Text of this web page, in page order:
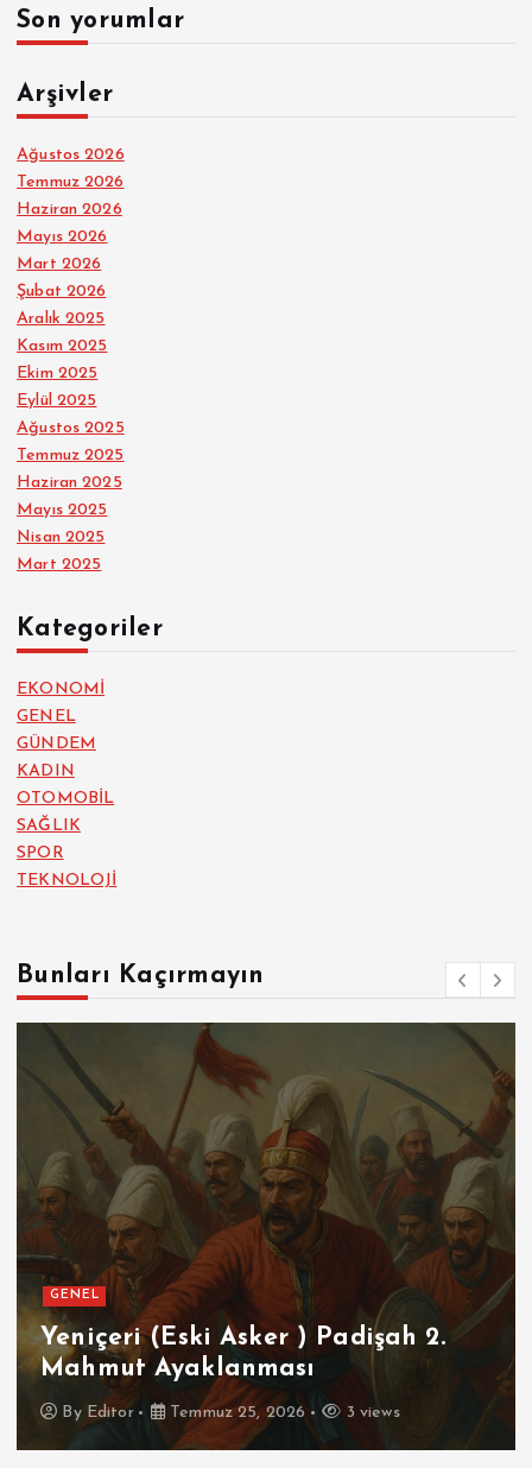
Son yorumlar
Arşivler
Ağustos 2026
Temmuz 2026
Haziran 2026
Mayıs 2026
Mart 2026
Şubat 2026
Aralık 2025
Kasım 2025
Ekim 2025
Eylül 2025
Ağustos 2025
Temmuz 2025
Haziran 2025
Mayıs 2025
Nisan 2025
Mart 2025
Kategoriler
EKONOMİ
GENEL
GÜNDEM
KADIN
OTOMOBİL
SAĞLIK
SPOR
TEKNOLOJİ
Bunları Kaçırmayın
GENEL
Yeniçeri (Eski Asker ) Padişah 2.
Mahmut Ayaklanması
By Editor Temmuz 25, 2026 3 views